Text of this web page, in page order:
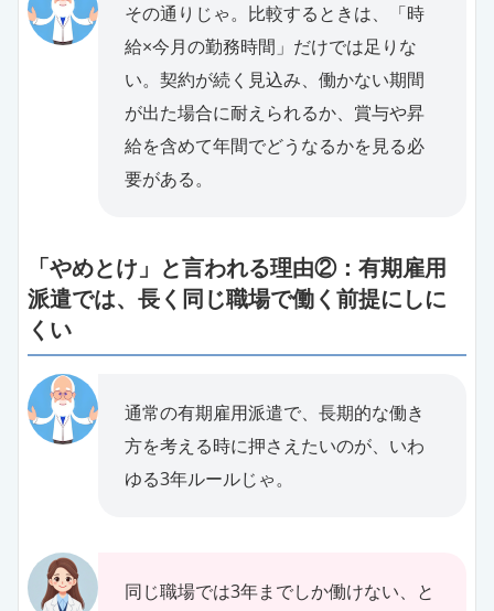
その通りじゃ。比較するときは、「時
給×今月の勤務時間」だけでは足りな
い。契約が続く見込み、働かない期間
が出た場合に耐えられるか、賞与や昇
給を含めて年間でどうなるかを見る必
要がある。
「やめとけ」と言われる理由②：有期雇用
派遣では、長く同じ職場で働く前提にしに
くい
通常の有期雇用派遣で、長期的な働き
方を考える時に押さえたいのが、いわ
ゆる3年ルールじゃ。
同じ職場では3年までしか働けない、と